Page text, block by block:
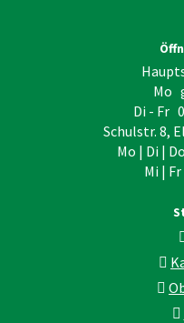
Mo
Di - Fr
Schulstr. 8,
Mo | Di |
Mi |